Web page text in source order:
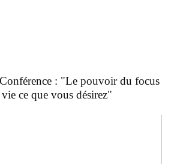
: "Le pouvoir du focus
ce que vous désirez"